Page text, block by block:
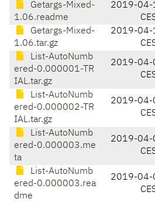
Getargs-Mixed-
1.06.readme
2019-04-
Getargs-Mixed-
1.06.tar.gz
2019-04-
List-AutoNumb
ered-0.000001-TR
IAL.tar.gz
2019-04-
List-AutoNumb
ered-0.000002-TR
IAL.tar.gz
2019-04-
List-AutoNumb
ered-0.000003.me
ta
2019-04-
List-AutoNumb
ered-0.000003.rea
dme
2019-04-